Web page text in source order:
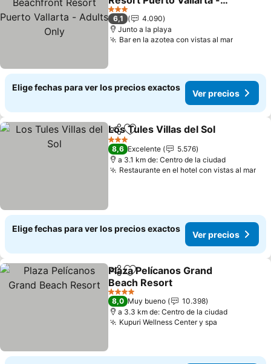
Adults Only
Ver precios
3 Estrellas
6,1
4.090
Junto a la playa
Bar en la azotea con vistas al marVer
Elige fechas para ver los precios exactos
Ver precios
CompartirAgregar a favoritos
Los Tules Villas del Sol
3 Estrellas
8,6 Excelente
5.576
a 3.1 km de: Centro de la ciudad
Restaurante en el hotel con vistas al mar
Elige fechas para ver los precios exactos
Ver precios
CompartirAgregar a favoritos
Plaza Pelícanos Grand
Beach Resort
Ver precios
4 Estrellas
8,0 Muy bueno
10.398
a 3.3 km de: Centro de la ciudad
Kupuri Wellness Center y spa